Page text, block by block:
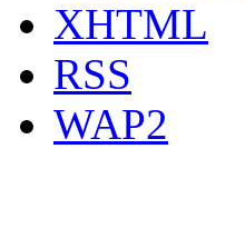
XHTML
RSS
WAP2